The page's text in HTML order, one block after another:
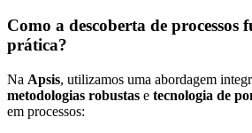
Como a descoberta de processos
prática?
Na Apsis, utilizamos uma abordagem
metodologias robustas e tecnologia de
em processos: